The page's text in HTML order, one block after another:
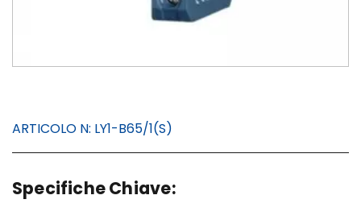
ARTICOLO N: LY1-B65/1(S)
Specifiche Chiave: